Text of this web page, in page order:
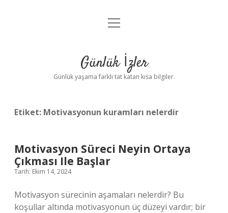
Anasayfa
Yasal Uyarı
menüyü
Günlük İzler
Günlük yaşama farklı tat katan kısa bilgiler.
Etiket: Motivasyonun kuramları nelerdir
Motivasyon Süreci Neyin Ortaya
Çıkması Ile Başlar
Tarih: Ekim 14, 2024
Motivasyon sürecinin aşamaları nelerdir? Bu
koşullar altında motivasyonun üç düzeyi vardır; bir